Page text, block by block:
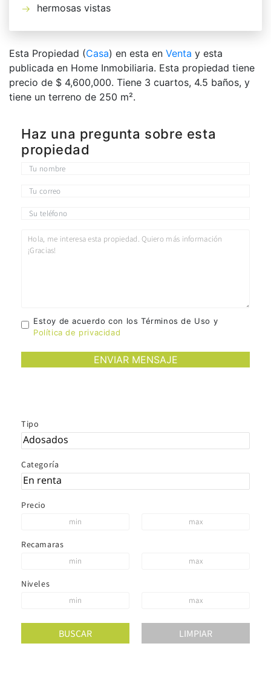
hermosas vistas
Esta Propiedad (Casa) en esta en Venta y esta
publicada en Home Inmobiliaria. Esta propiedad tiene
precio de $ 4,600,000. Tiene 3 сuartos, 4.5 baños, y
tiene un terreno de 250 m².
Haz una pregunta sobre esta
propiedad
Estoy de acuerdo con los Términos de Uso y
Política de privacidad
Tipo
Categoría
Precio
Recamaras
Niveles